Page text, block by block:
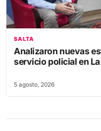
SALTA
Analizaron nuevas
servicio policial en